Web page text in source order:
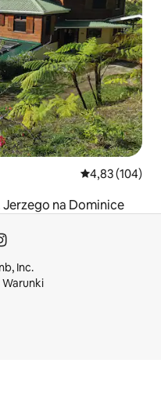
Średnia
4,83 (104)
Jerzego na Dominice
Inc.
Warunki